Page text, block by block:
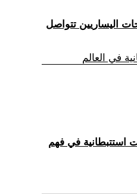
في العالم
استتبطانية في فهم